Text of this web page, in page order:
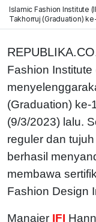
Islamic Fashion Institute
Takhorruj (Graduation)
Fashion Institute
(Graduation) ke-
(9/3/2023) lalu.
reguler dan
berhasil
membawa
Fashion Design
Manajer IFI